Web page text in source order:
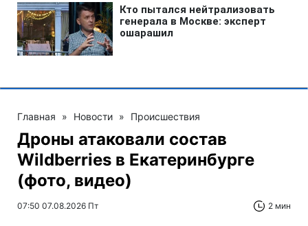
Главная » Новости » Происшествия
Дроны атаковали состав
Wildberries в Екатеринбурге
(фото, видео)
07:50 07.08.2026 Пт 2 мин